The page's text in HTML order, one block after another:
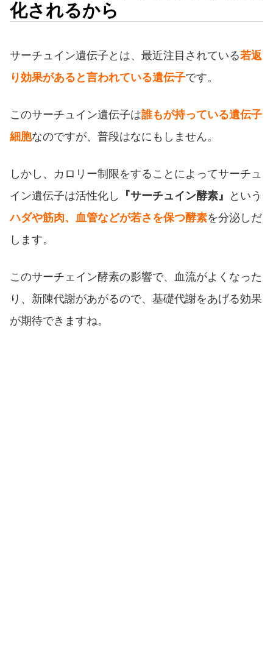
化されるから
サーチュイン遺伝子とは、最近注目されている若返
り効果があると言われている遺伝子です。
このサーチュイン遺伝子は誰もが持っている遺伝子
細胞なのですが、普段はなにもしません。
しかし、カロリー制限をすることによってサーチュ
イン遺伝子は活性化し
『サーチュイン酵素』
という
ハダや筋肉、血管などが若さを保つ酵素を分泌しだ
します。
このサーチェイン酵素の影響で、血流がよくなった
り、新陳代謝があがるので、基礎代謝をあげる効果
が期待できますね。